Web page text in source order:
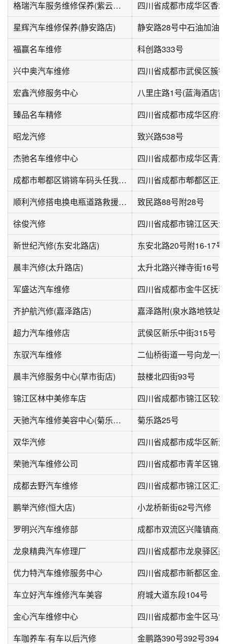
格瑞汽车服务维修保养(紫云居店)
星辉汽车维修保养(静安路店)
静安路28号中石油加油
福赢名车维修
科创路333号
兴中奥汽车维修
四川省成都市武侯区簇
宏鑫汽修服务中心
八里庄路1号(蓝海酒店
臻品名车精修
昭龙汽修
致兴路538号
杰驰名车维修中心
成都市郫都区锵锵车码头任我行汽车维修服务有限公司
四川省成都市郫都区正
顺利汽修搭电换电瓶道路救援上门修车
致民路88号附28号
徐俊汽修
新世纪汽修(东安北路店)
东安北路20号附16-17号
晨丰汽修(太升路店)
太升北路兴禅寺街16号
军盛达汽车维修
四川省成都市金牛区抚
齐护航汽修(嘉泽路店)
嘉泽路附(泉水路地铁站
超力汽车维修店
武侯区新乐中街315号
东驭汽车维修
二仙桥街道一号向龙一
晨丰汽修服务中心(草市街店)
鼓楼北四街93号
锦江区林中美修车店
四川省成都市锦江区较
天驰汽车维修美容中心(菊乐路店)
菊乐路25号
双华汽修
四川省成都市成华区新
荣驰汽车维修公司
四川省成都市青羊区锦
成都去野汽车维修
鹏举汽修(恒大店)
小龙桥新街62号汽修
罗明兴汽车维修部
龙泉精典汽车修理厂
四川省成都市龙泉驿区
优力特汽车维修服务中心
四川省成都市新都区金
车立好汽车维修汽车美容
府城大道东段104号
金心汽车维修中心
四川省成都市金牛区马
车咖养车·有车以后汽修
金鹏路390号392号394号